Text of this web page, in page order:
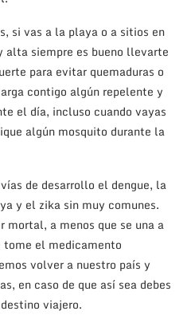
si vas a la playa o a sitios en
alta siempre es bueno llevarte
para evitar quemaduras o
contigo algún repelente y
el día, incluso cuando vayas
algún mosquito durante la
de desarrollo el dengue, la
y el zika sin muy comunes.
mortal, a menos que se una a
tome el medicamento
volver a nuestro país y
en caso de que así sea debes
viajero.